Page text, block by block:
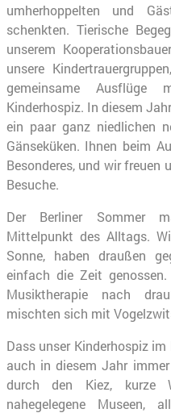
umherhoppelten und
schenkten. Tierische
unserem
unsere
gemeinsame
Kinderhospiz. In diesem
ein paar ganz niedlichen
Gänseküken. Ihnen beim
Besonderes, und wir
Besuche.
Der Berliner Sommer
Mittelpunkt des Alltags.
Sonne, haben draußen
einfach die Zeit
Musiktherapie nach
mischten sich mit
Dass unser Kinderhospiz im
auch in diesem Jahr
durch den Kiez, kurze
nahegelegene